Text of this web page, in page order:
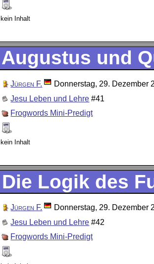
kein Inhalt
Augustus und
Jürgen F.
Donnerstag, 29. Dezember
Jesu Leben und Lehre #41
Frogwords Mini-Predigt
kein Inhalt
Die Logik des
Jürgen F.
Donnerstag, 29. Dezember
Jesu Leben und Lehre #42
Frogwords Mini-Predigt